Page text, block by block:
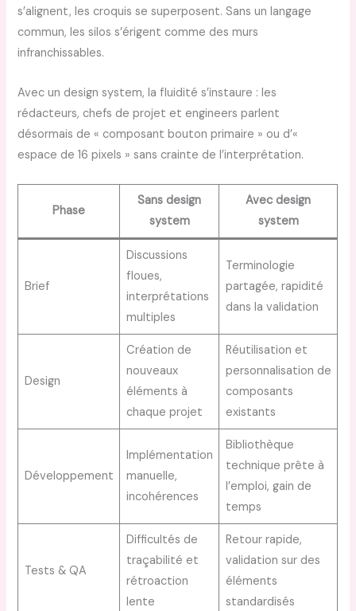
s’alignent, les croquis se superposent. Sans un langage
commun, les silos s’érigent comme des murs
infranchissables.
Avec un design system, la fluidité s’instaure : les
rédacteurs, chefs de projet et engineers parlent
désormais de « composant bouton primaire » ou d’«
espace de 16 pixels » sans crainte de l’interprétation.
Phase
Sans design
system
Avec design
system
Brief
Discussions
floues,
interprétations
multiples
Terminologie
partagée, rapidité
dans la validation
Design
Création de
nouveaux
éléments à
chaque projet
Réutilisation et
personnalisation de
composants
existants
Développement
Implémentation
manuelle,
incohérences
Bibliothèque
technique prête à
l’emploi, gain de
temps
Tests & QA
Difficultés de
traçabilité et
rétroaction
lente
Retour rapide,
validation sur des
éléments
standardisés